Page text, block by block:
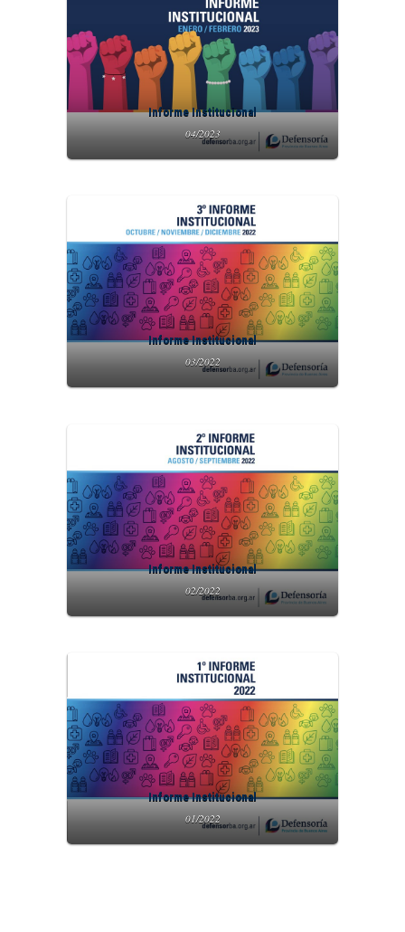
Informe Institucional
04/2023
Informe Institucional
03/2022
Informe Institucional
02/2022
Informe Institucional
01/2022